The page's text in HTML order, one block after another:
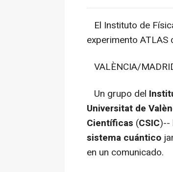
El Instituto de
experimento ATLAS
VALÈNCIA/
Un grupo del
Universitat de
Científicas (CSIC)--
sistema cuántico
en un comunicado.